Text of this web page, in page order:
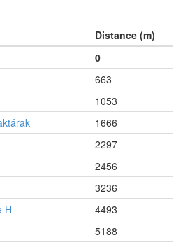
Distance (m)
0
663
1053
1666
2297
2456
3236
H
4493
5188